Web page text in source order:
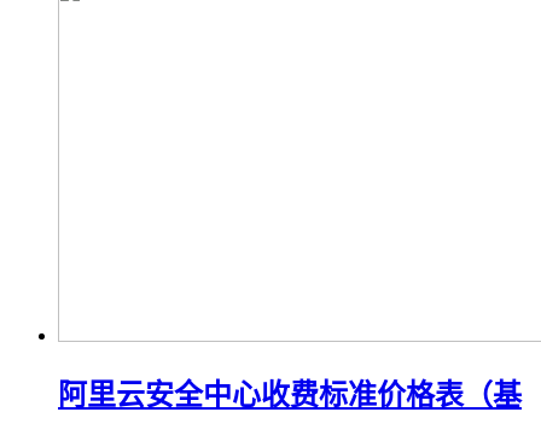
阿里云安全中心收费标准价格表（基